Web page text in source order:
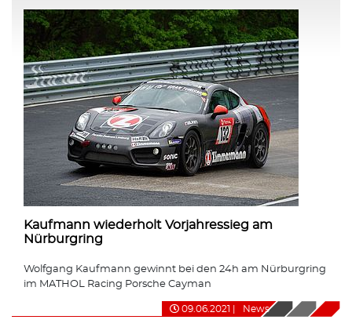
Kaufmann wiederholt Vorjahressieg am
Nürburgring
Wolfgang Kaufmann gewinnt bei den 24h am Nürburgring
im MATHOL Racing Porsche Cayman
09.06.2021 News